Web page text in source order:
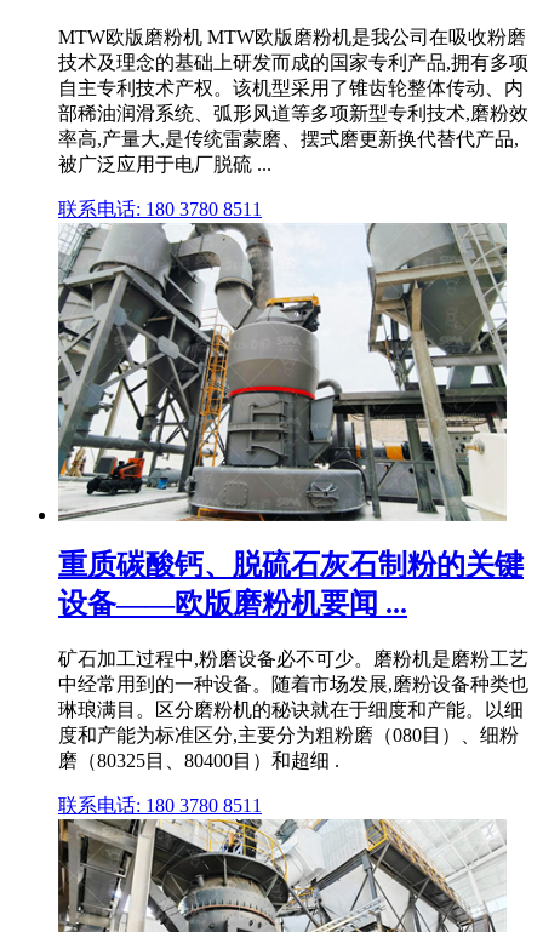
MTW欧版磨粉机 MTW欧版磨粉机是我公司在吸收粉磨
技术及理念的基础上研发而成的国家专利产品,拥有多项
自主专利技术产权。该机型采用了锥齿轮整体传动、内
部稀油润滑系统、弧形风道等多项新型专利技术,磨粉效
率高,产量大,是传统雷蒙磨、摆式磨更新换代替代产品,
被广泛应用于电厂脱硫 ...
联系电话: 180 3780 8511
重质碳酸钙、脱硫石灰石制粉的关键
设备——欧版磨粉机要闻 ...
矿石加工过程中,粉磨设备必不可少。磨粉机是磨粉工艺
中经常用到的一种设备。随着市场发展,磨粉设备种类也
琳琅满目。区分磨粉机的秘诀就在于细度和产能。以细
度和产能为标准区分,主要分为粗粉磨（080目）、细粉
磨（80325目、80400目）和超细 .
联系电话: 180 3780 8511